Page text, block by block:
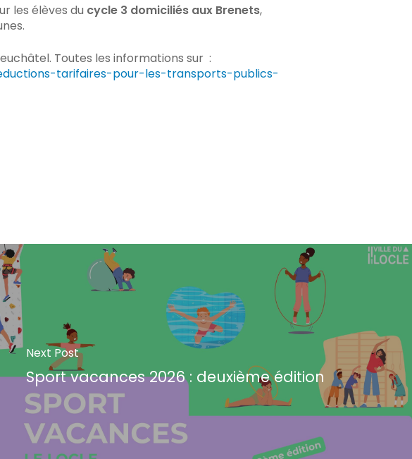
les élèves du cycle 3 domiciliés aux Brenets,
Toutes les informations sur :
tarifaires-pour-les-transports-publics-
Next Post
Sport vacances 2026 : deuxième édition